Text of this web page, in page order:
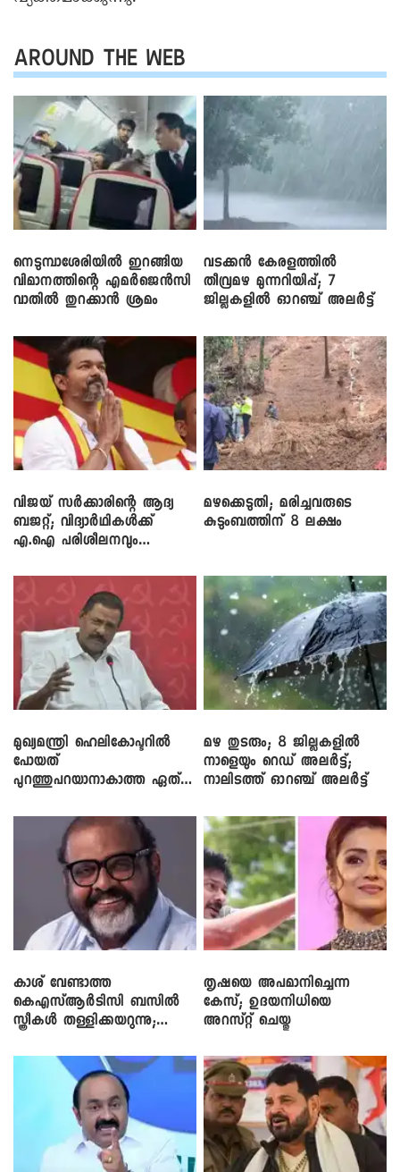
AROUND THE WEB
നെടുമ്പാശേരിയിൽ ഇറങ്ങിയ
വിമാനത്തിന്റെ എമർജെൻസി
വാതിൽ തുറക്കാൻ ശ്രമം
വടക്കൻ കേരളത്തിൽ
തീവ്രമഴ മുന്നറിയിപ്പ്; 7
ജില്ലകളിൽ ഓറഞ്ച് അലർട്ട്
വിജയ് സർക്കാരിന്റെ ആദ്യ
ബജറ്റ്; വിദ്യാർഥികൾക്ക്
എ.ഐ പരിശീലനവും
മഴക്കെടുതി; മരിച്ചവരുടെ
കുടുംബത്തിന് 8 ലക്ഷം
മുഖ്യമന്ത്രി ഹെലികോപ്ടറിൽ
പോയത്
പുറത്തുപറയാനാകാത്ത ഏത്
മഴ തുടരും; 8 ജില്ലകളിൽ
നാളെയും റെഡ് അലർട്ട്;
നാലിടത്ത് ഓറഞ്ച് അലർട്ട്
കാശ് വേണ്ടാത്ത
കെഎസ്ആർടിസി ബസിൽ
സ്ത്രീകൾ തള്ളിക്കയറുന്നു;
തൃഷയെ അപമാനിച്ചെന്ന
കേസ്; ഉദയനിധിയെ
അറസ്റ്റ് ചെയ്തു